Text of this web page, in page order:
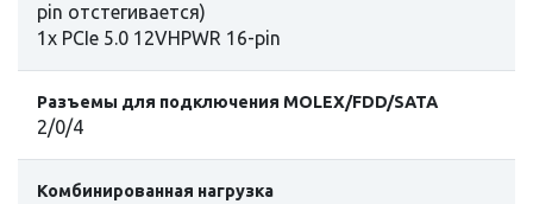
pin отстегивается)
1х PCIe 5.0 12VHPWR 16-pin
Разъемы для подключения MOLEX/FDD/SATA
2/0/4
Комбинированная нагрузка